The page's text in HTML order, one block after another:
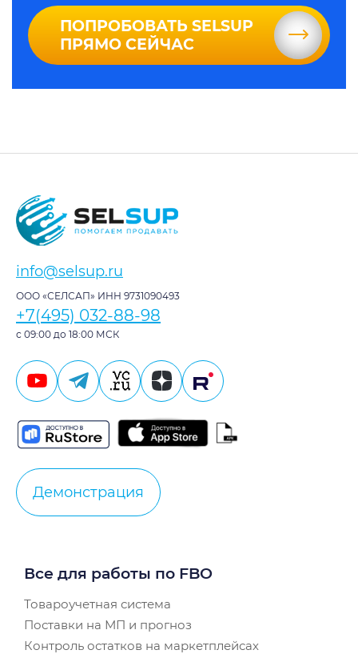
ПОПРОБОВАТЬ SELSUP
ПРЯМО СЕЙЧАС
info@selsup.ru
ООО «СЕЛСАП» ИНН 9731090493
+7(495) 032-88-98
с 09:00 до 18:00 МСК
Демонстрация
Все для работы по FBO
Товароучетная система
Поставки на МП и прогноз
Контроль остатков на маркетплейсах